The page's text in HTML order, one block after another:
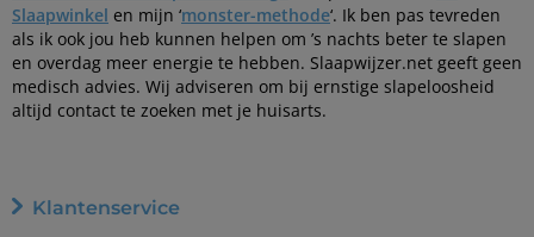
Slaapwinkel en mijn ‘monster-methode‘. Ik ben pas tevreden
als ik ook jou heb kunnen helpen om ’s nachts beter te slapen
en overdag meer energie te hebben. Slaapwijzer.net geeft geen
medisch advies. Wij adviseren om bij ernstige slapeloosheid
altijd contact te zoeken met je huisarts.
Klantenservice